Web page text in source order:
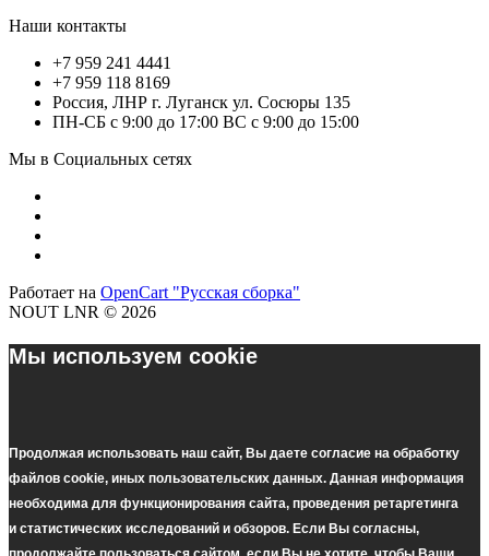
Наши контакты
+7 959 241 4441
+7 959 118 8169
Россия, ЛНР г. Луганск ул. Сосюры 135
ПН-СБ с 9:00 до 17:00 ВС с 9:00 до 15:00
Мы в Социальных сетях
Работает на OpenCart "Русская сборка"
NOUT LNR © 2026
Мы используем cookie
Продолжая использовать наш cайт, Вы даете согласие на обработку
файлов cookie, иных пользовательских данных. Данная информация
необходима для функционирования сайта, проведения ретаргетинга
и статистических исследований и обзоров. Если Вы согласны,